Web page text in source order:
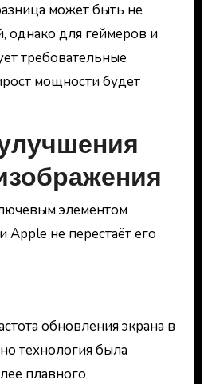
может быть не
однако для геймеров и
требовательные
мощности будет
элементом
Apple не перестаёт его
обновления экрана в
технология была
плавного